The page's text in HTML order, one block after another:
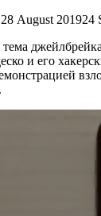
28 August 201924
тема
и его
.